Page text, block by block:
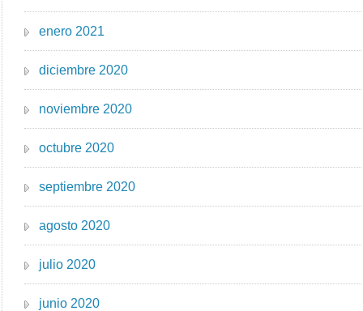
enero 2021
diciembre 2020
noviembre 2020
octubre 2020
septiembre 2020
agosto 2020
julio 2020
junio 2020